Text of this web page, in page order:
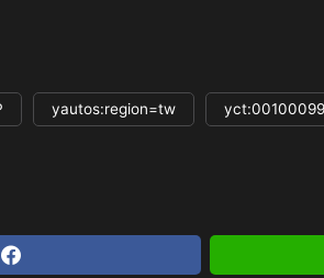
yautos:region=tw